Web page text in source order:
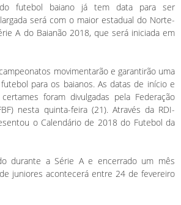
futebol baiano já tem data para ser
será com o maior estadual do Norte-
A do Baianão 2018, que será iniciada em
movimentarão e garantirão uma
para os baianos. As datas de início e
foram divulgadas pela Federação
nesta quinta-feira (21). Através da RDI-
o Calendário de 2018 do Futebol da
durante a Série A e encerrado um mês
juniores acontecerá entre 24 de fevereiro